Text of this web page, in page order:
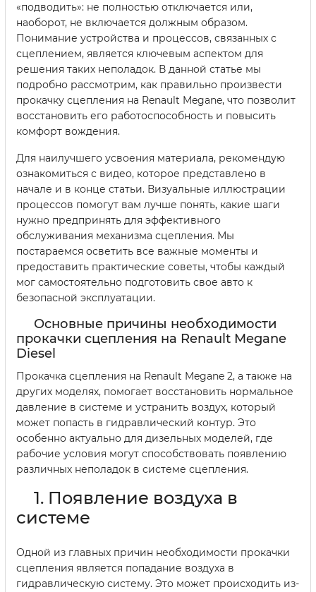
«подводить»: не полностью отключается или,
наоборот, не включается должным образом.
Понимание устройства и процессов, связанных с
сцеплением, является ключевым аспектом для
решения таких неполадок. В данной статье мы
подробно рассмотрим, как правильно произвести
прокачку сцепления на Renault Megane, что позволит
восстановить его работоспособность и повысить
комфорт вождения.
Для наилучшего усвоения материала, рекомендую
ознакомиться с видео, которое представлено в
начале и в конце статьи. Визуальные иллюстрации
процессов помогут вам лучше понять, какие шаги
нужно предпринять для эффективного
обслуживания механизма сцепления. Мы
постараемся осветить все важные моменты и
предоставить практические советы, чтобы каждый
мог самостоятельно подготовить свое авто к
безопасной эксплуатации.
Основные причины необходимости
прокачки сцепления на Renault Megane
Diesel
Прокачка сцепления на Renault Megane 2, а также на
других моделях, помогает восстановить нормальное
давление в системе и устранить воздух, который
может попасть в гидравлический контур. Это
особенно актуально для дизельных моделей, где
рабочие условия могут способствовать появлению
различных неполадок в системе сцепления.
1. Появление воздуха в
системе
Одной из главных причин необходимости прокачки
сцепления является попадание воздуха в
гидравлическую систему. Это может происходить из-